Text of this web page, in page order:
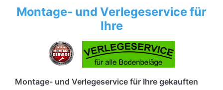
Montage- und Verlegeservice für
Ihre
Montage- und Verlegeservice für Ihre gekauften